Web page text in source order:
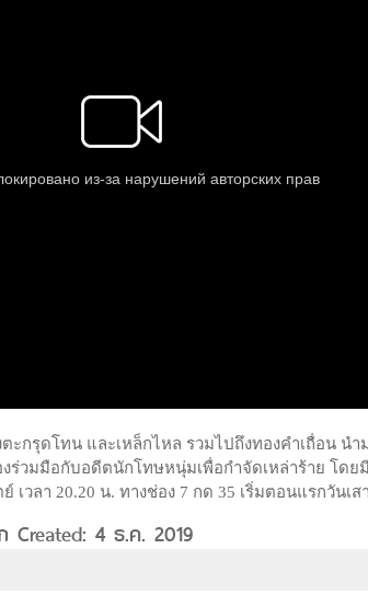
ะกรุดโทน และเหล็กไหล รวมไปถึงทองคำเถื่อน น
ร่วมมือกับอดีตนักโทษหนุ่มเพื่อกำจัดเหล่าร้าย โดย
วลา 20.20 น. ทางช่อง 7 กด 35 เริ่มตอนแรกวันเส
4 ธ.ค. 2019